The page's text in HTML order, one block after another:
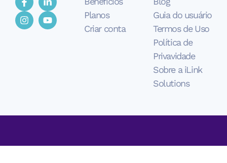
Planos
Criar conta
Guia do usuário
Termos de Uso
Política de
Privavidade
Sobre a iLink
Solutions